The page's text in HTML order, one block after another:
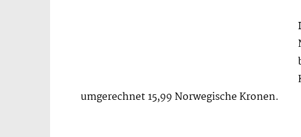
umgerechnet 15,99 Norwegische Kronen.